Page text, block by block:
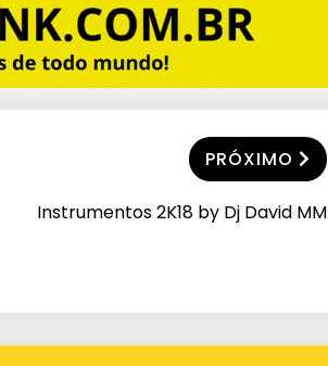
PRÓXIMO
Instrumentos 2K18 by Dj David MM